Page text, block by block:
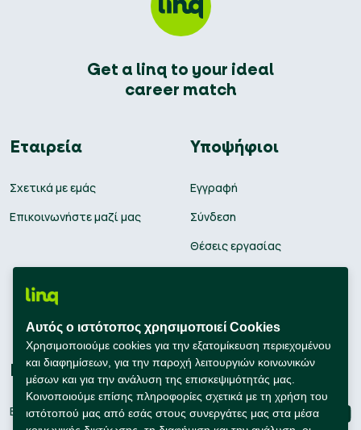
Get a linq to your ideal
career match
Εταιρεία
Σχετικά με εμάς
Επικοινωνήστε μαζί μας
Υποψήφιοι
Εγγραφή
Σύνδεση
Θέσεις εργασίας
Συμβουλές Καριέρας
Εταιρείες
Εγγραφή
Connect with us
Αυτός ο ιστότοπος χρησιμοποιεί Cookies
Χρησιμοποιούμε cookies για την εξατομίκευση περιεχομένου
και διαφημίσεων, για την παροχή λειτουργιών κοινωνικών
μέσων και για την ανάλυση της επισκεψιμότητάς μας.
Κοινοποιούμε επίσης πληροφορίες σχετικά με τη χρήση του
ιστότοπού μας από εσάς στους συνεργάτες μας στα μέσα